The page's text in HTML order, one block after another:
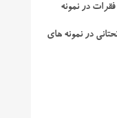
در نمونه
در نمونه های